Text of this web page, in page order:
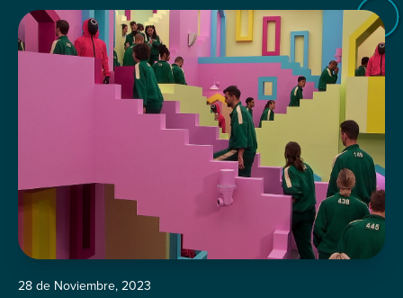
28 de Noviembre, 2023